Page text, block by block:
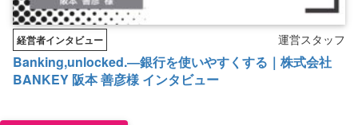
経営者インタビュー 運営スタッフ
Banking,unlocked.―銀行を使いやすくする｜株式会社
BANKEY 阪本 善彦様 インタビュー